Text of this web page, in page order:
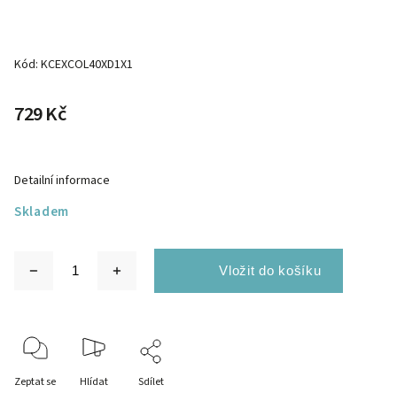
Kód: KCEXCOL40XD1X1
729 Kč
Skladem
Detailní informace
Zeptat se Hlídat Sdílet